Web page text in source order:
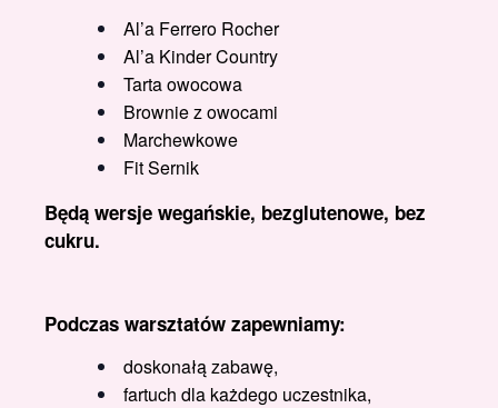
Al’a Ferrero Rocher
Al’a Kinder Country
Tarta owocowa
Brownie z owocami
Marchewkowe
Fit Sernik
Będą wersje wegańskie, bezglutenowe, bez
cukru.
Podczas warsztatów zapewniamy:
doskonałą zabawę,
fartuch dla każdego uczestnika,